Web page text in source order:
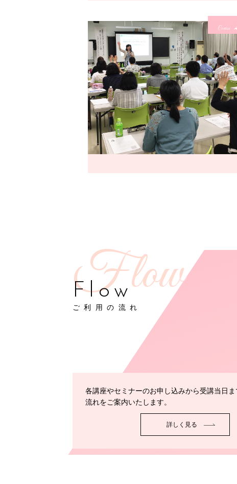
Course
Flow
ご利用の流れ
各講座やセミナーのお申し込みから受講当日
流れをご案内いたします。
詳しく見る